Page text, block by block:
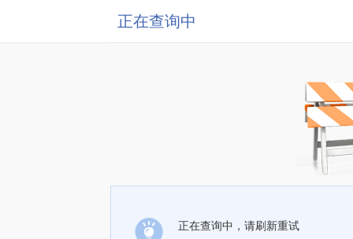
正在查询中
正在查询中，请刷新重试